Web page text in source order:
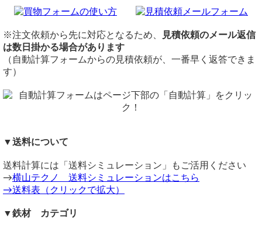
用途で使われています。配管工事や配管補修等に合わせて、
ねじ切り加工品の注文も可能です。
SGP用の溶接継手 やねじ込み式継手
も取り寄せできます。
価格
重量1.0kg当りの基準単価590円（単価倍率1.00）税込
購入材料価格は希望切断寸法重量による価格となります。
注意事項
黒管・白管は通称であり、塗装ではありませんのでご注意く
鉄材は性質上、錆が生じます。販売品も多少の錆がある場合
在庫不足の場合は取り寄せとなるため納期に＋数日を要しま
す。
送料（養生梱包費含む）は数量に応じて別途掛かります。
に伴う擦り傷や汚れ・歪み等が発生します事をご了承くださ
切断
切断費：150円/本～
切断公差：±1.0mm ～ （Φ/100またはL/1000)mm
小径管（10A以下）は黒ではなくミガキのようなグレー色と
なります。
テーパーねじ切り済SGPはこちらのページで販売中→
SGPテ
ーパーねじ切り 切り売り
同サイズまとめ買いで多数同時注文割引適用！
⇒ 亜鉛メッキ配管用丸鋼管(ＳＧＰ菅) 切り売り
⇒ 黒ＳＴＰＧ 圧力配管用鋼菅 切り売り
⇒ 配管用丸鋼管(黒ＳＧＰ菅) テーパーねじ切り 切り売り
プ
切り売りされていますか？
808は1660円でしたが
自動計算フォームの試算金額は送料別となります。
25Ax808mmですと、送料1200円が別途加算されます。
SGP黒管加工販売について
（ 2026/02/10 ）
お世話になります。
鉄 丸パイプ ＳＧＰ黒配管用鋼管 切り売り 小口販売加工 SGP黒管
25A 長さ575L 4本
片側45度カット、片側R1ねじきりおねじ
※注文依頼から先に対応となるため、
見積依頼のメール返信
は数日掛かる場合があります
（自動計算フォームからの見積依頼が、一番早く返答できま
す）
▼送料について
送料計算には「送料シミュレーション」もご活用ください
→横山テクノ 送料シミュレーションはこちら
→送料表（クリックで拡大）
▼鉄材 カテゴリ